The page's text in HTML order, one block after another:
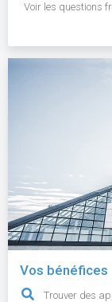
Voir les questions
Vos bénéfices
Trouver des